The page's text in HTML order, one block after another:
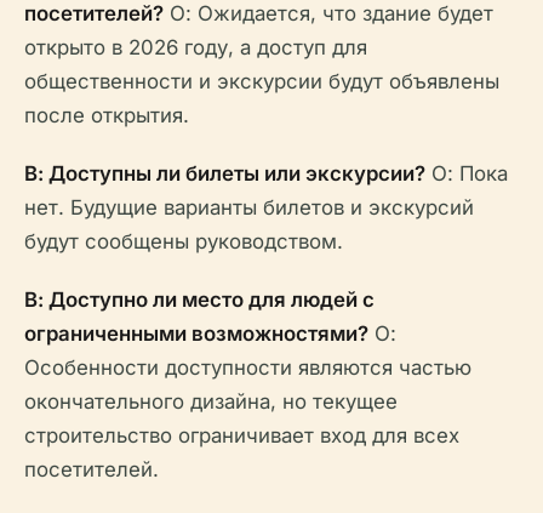
посетителей? О: Ожидается, что здание будет
открыто в 2026 году, а доступ для
общественности и экскурсии будут объявлены
после открытия.
В: Доступны ли билеты или экскурсии? О: Пока
нет. Будущие варианты билетов и экскурсий
будут сообщены руководством.
В: Доступно ли место для людей с
ограниченными возможностями? О:
Особенности доступности являются частью
окончательного дизайна, но текущее
строительство ограничивает вход для всех
посетителей.